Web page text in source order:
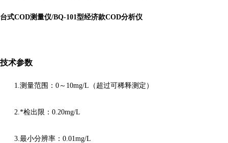
台式COD测量仪/BQ-101型经济款COD分析仪
技术参数
1. 测量范围： 0 ～ 10mg/L （超过可稀释测定）
2. *检出限： 0.20mg/L
3. 最小分辨率： 0.01mg/L